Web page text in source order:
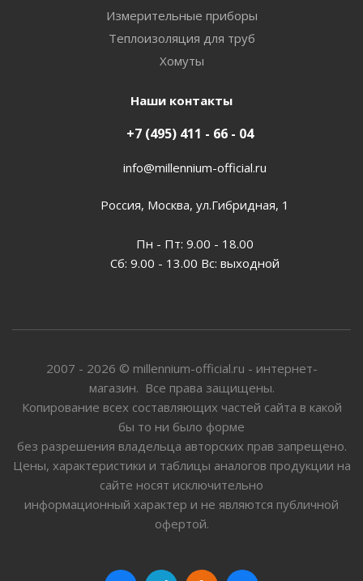
Измерительные приборы
Теплоизоляция для труб
Хомуты
Наши контакты
+7 (495) 411 - 66 - 04
info@millennium-official.ru
Россия, Москва, ул.Гибридная, 1
Пн - Пт: 9.00 - 18.00
Сб: 9.00 - 13.00 Вс: выходной
2007 - 2026 © millennium-official.ru - интернет-
магазин. Все права защищены.
Копирование всех составляющих частей сайта в какой
бы то ни было форме
без разрешения владельца авторских прав запрещено.
Цены, характеристики и таблицы аналогов продукции на
сайте носят исключительно
информационный характер и не являются публичной
офертой.